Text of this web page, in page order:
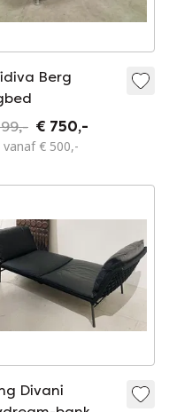
Berg
€ 750,-
vanaf € 500,-
Divani